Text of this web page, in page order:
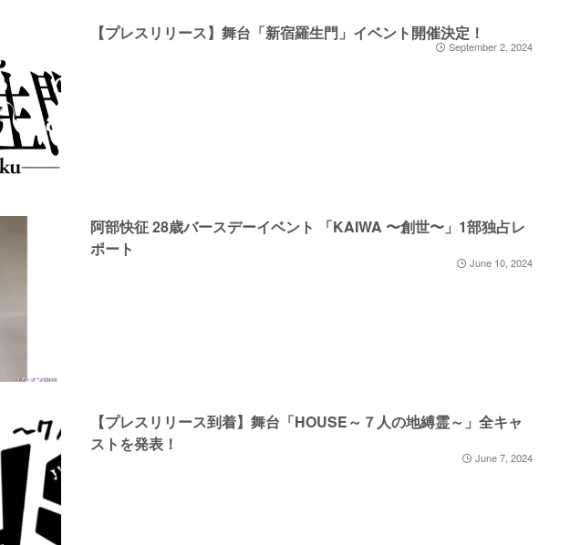
【プレスリリース】舞台「新宿羅生門」イベント開催決定！
September 2, 2024
阿部快征 28歳バースデーイベント 「KAIWA 〜創世〜」1部独占レ
ポート
June 10, 2024
【プレスリリース到着】舞台「HOUSE～７人の地縛霊～」全キャ
ストを発表！
June 7, 2024